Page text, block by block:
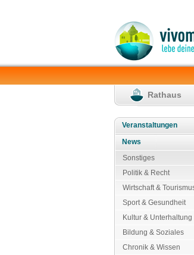
Rathaus
Veranstaltungen
News
Sonstiges
Politik & Recht
Wirtschaft &
Sport & Gesundheit
Kultur & Unterhaltung
Bildung & Soziales
Chronik & Wissen